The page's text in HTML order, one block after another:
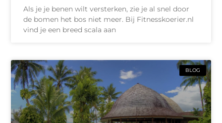
Als je je benen wilt versterken, zie je al snel door
de bomen het bos niet meer. Bij Fitnesskoerier.nl
vind je een breed scala aan
BLOG